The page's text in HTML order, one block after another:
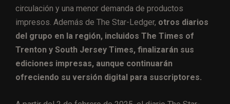
circulación y una menor demanda de productos
impresos. Además de The Star-Ledger, otros diarios
del grupo en la región, incluidos The Times of
Trenton y South Jersey Times, finalizarán sus
ediciones impresas, aunque continuarán
ofreciendo su versión digital para suscriptores.